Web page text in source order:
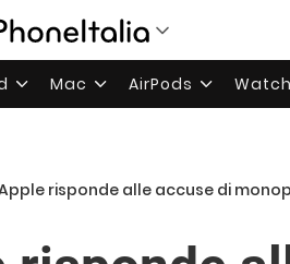
Mac AirPods Watch
risponde alle accuse di